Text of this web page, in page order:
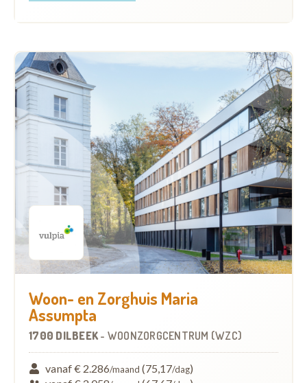
Woon- en Zorghuis Maria
Assumpta
1700 DILBEEK- WOONZORGCENTRUM (WZC)
vanaf € 2.286/maand (75,17/dag)